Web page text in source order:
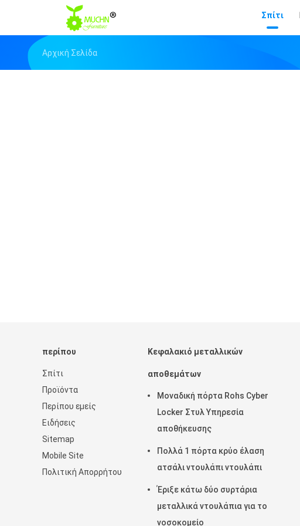
Σπίτι
Αρχική Σελίδα
περίπου
Σπίτι
Προϊόντα
Περίπου εμείς
Ειδήσεις
Sitemap
Mobile Site
Πολιτική Απορρήτου
Κεφαλακιό μεταλλικών
αποθεμάτων
Μοναδική πόρτα Rohs Cyber
Locker Στυλ Υπηρεσία
αποθήκευσης
Πολλά 1 πόρτα κρύο έλαση
ατσάλι ντουλάπι ντουλάπι
Έριξε κάτω δύο συρτάρια
μεταλλικά ντουλάπια για το
νοσοκομείο